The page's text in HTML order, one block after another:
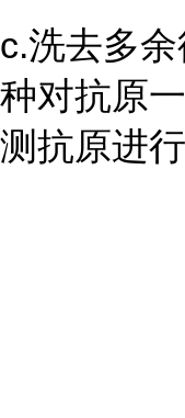
c.洗去多
种对抗原
测抗原进